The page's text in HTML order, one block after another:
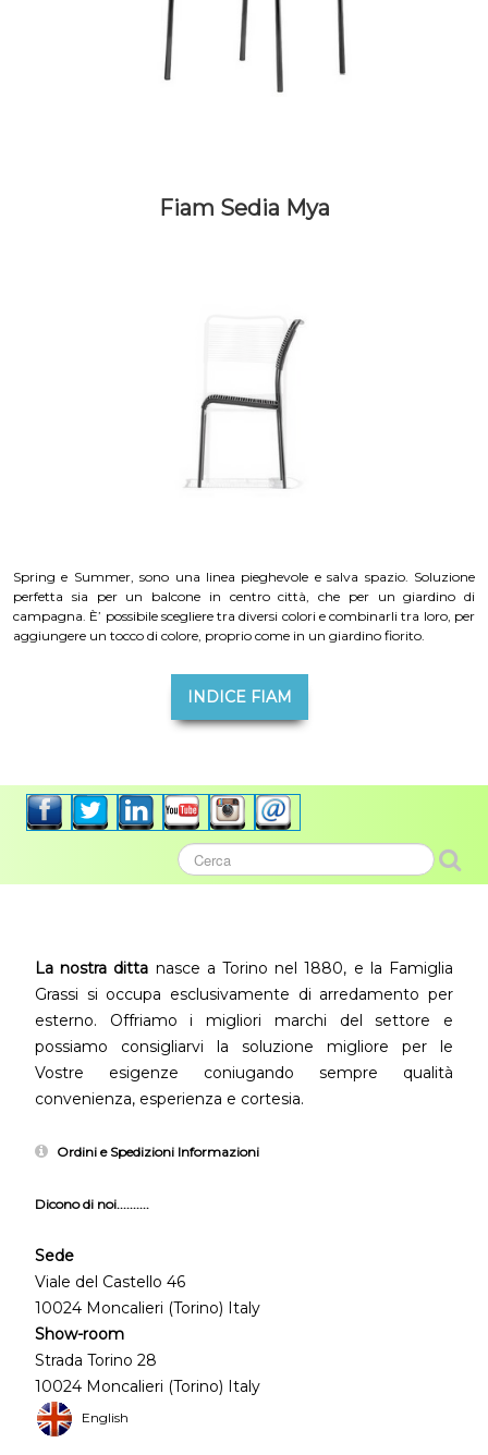
Fiam Sedia Mya
Spring e Summer, sono una linea pieghevole e salva spazio. Soluzione
perfetta sia per un balcone in centro città, che per un giardino di
campagna. È’ possibile scegliere tra diversi colori e combinarli tra loro, per
aggiungere un tocco di colore, proprio come in un giardino fiorito.
INDICE FIAM
La nostra ditta nasce a Torino nel 1880, e la Famiglia
Grassi si occupa esclusivamente di arredamento per
esterno. Offriamo i migliori marchi del settore e
possiamo consigliarvi la soluzione migliore per le
Vostre esigenze coniugando sempre qualità
convenienza, esperienza e cortesia.
Ordini e Spedizioni Informazioni
Dicono di noi..........
Sede
Viale del Castello 46
10024 Moncalieri (Torino) Italy
Show-room
Strada Torino 28
10024 Moncalieri (Torino) Italy
English